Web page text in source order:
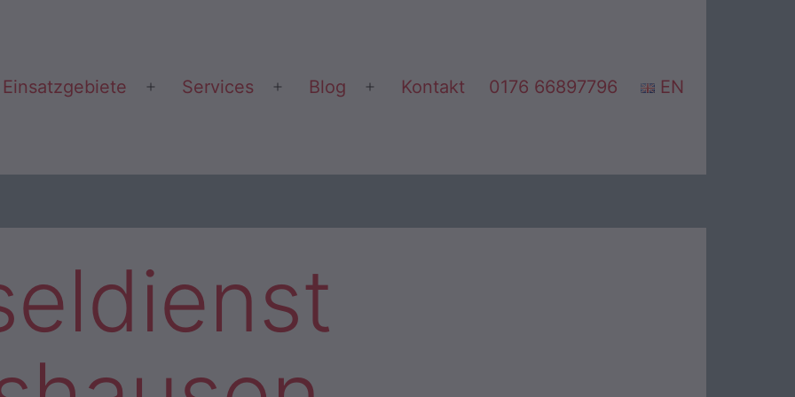
Einsatzgebiete
Menü
Services
Menü
Blog
Menü
Kontakt 0176 66897796 EN